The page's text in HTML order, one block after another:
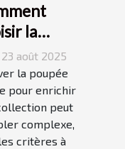
la
pour
collection
?
23 août 2025
la poupée
pour enrichir
peut
complexe,
critères à